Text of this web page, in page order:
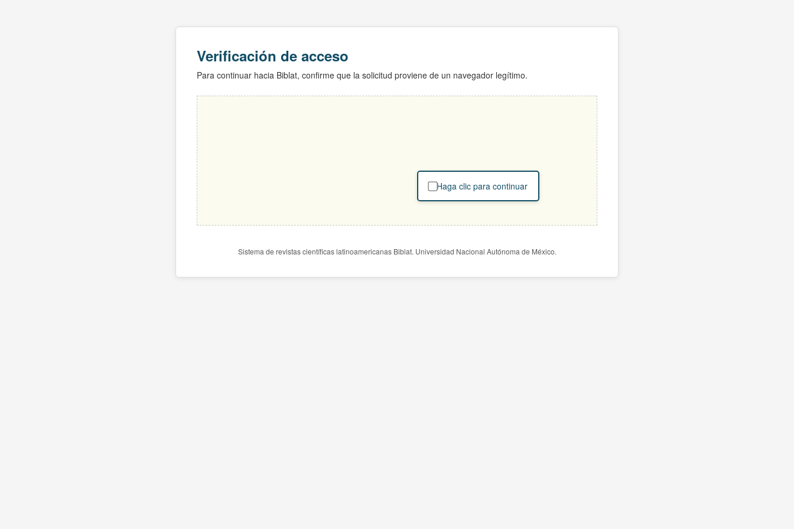
Verificación de acceso
Para continuar hacia Biblat, confirme que la solicitud proviene de un navegador legítimo.
Haga clic para continuar
Sistema de revistas científicas latinoamericanas Biblat. Universidad Nacional Autónoma de México.